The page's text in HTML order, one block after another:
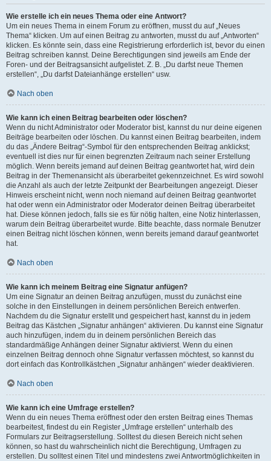
Wie erstelle ich ein neues Thema oder eine Antwort?
Um ein neues Thema in einem Forum zu eröffnen, musst du auf „Neues
Thema“ klicken. Um auf einen Beitrag zu antworten, musst du auf „Antworten“
klicken. Es könnte sein, dass eine Registrierung erforderlich ist, bevor du einen
Beitrag schreiben kannst. Deine Berechtigungen sind jeweils am Ende der
Foren- und der Beitragsansicht aufgelistet. Z. B. „Du darfst neue Themen
erstellen“, „Du darfst Dateianhänge erstellen“ usw.
Nach oben
Wie kann ich einen Beitrag bearbeiten oder löschen?
Wenn du nicht Administrator oder Moderator bist, kannst du nur deine eigenen
Beiträge bearbeiten oder löschen. Du kannst einen Beitrag bearbeiten, indem
du das „Ändere Beitrag“-Symbol für den entsprechenden Beitrag anklickst;
eventuell ist dies nur für einen begrenzten Zeitraum nach seiner Erstellung
möglich. Wenn bereits jemand auf deinen Beitrag geantwortet hat, wird dein
Beitrag in der Themenansicht als überarbeitet gekennzeichnet. Es wird sowohl
die Anzahl als auch der letzte Zeitpunkt der Bearbeitungen angezeigt. Dieser
Hinweis erscheint nicht, wenn noch niemand auf deinen Beitrag geantwortet
hat oder wenn ein Administrator oder Moderator deinen Beitrag überarbeitet
hat. Diese können jedoch, falls sie es für nötig halten, eine Notiz hinterlassen,
warum dein Beitrag überarbeitet wurde. Bitte beachte, dass normale Benutzer
einen Beitrag nicht löschen können, wenn bereits jemand darauf geantwortet
hat.
Nach oben
Wie kann ich meinem Beitrag eine Signatur anfügen?
Um eine Signatur an deinen Beitrag anzufügen, musst du zunächst eine
solche in den Einstellungen in deinem persönlichen Bereich entwerfen.
Nachdem du die Signatur erstellt und gespeichert hast, kannst du in jedem
Beitrag das Kästchen „Signatur anhängen“ aktivieren. Du kannst eine Signatur
auch hinzufügen, indem du in deinem persönlichen Bereich das
standardmäßige Anhängen deiner Signatur aktivierst. Wenn du einen
einzelnen Beitrag dennoch ohne Signatur verfassen möchtest, so kannst du
dort einfach das Kontrollkästchen „Signatur anhängen“ wieder deaktivieren.
Nach oben
Wie kann ich eine Umfrage erstellen?
Wenn du ein neues Thema eröffnest oder den ersten Beitrag eines Themas
bearbeitest, findest du ein Register „Umfrage erstellen“ unterhalb des
Formulars zur Beitragserstellung. Solltest du diesen Bereich nicht sehen
können, so hast du wahrscheinlich nicht die Berechtigung, Umfragen zu
erstellen. Du solltest einen Titel und mindestens zwei Antwortmöglichkeiten in